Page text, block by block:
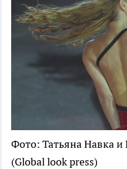
Фото: Татьяна Навка
(Global look press)